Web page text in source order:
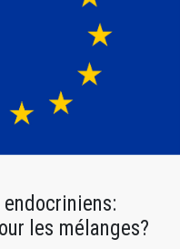
les mélanges?